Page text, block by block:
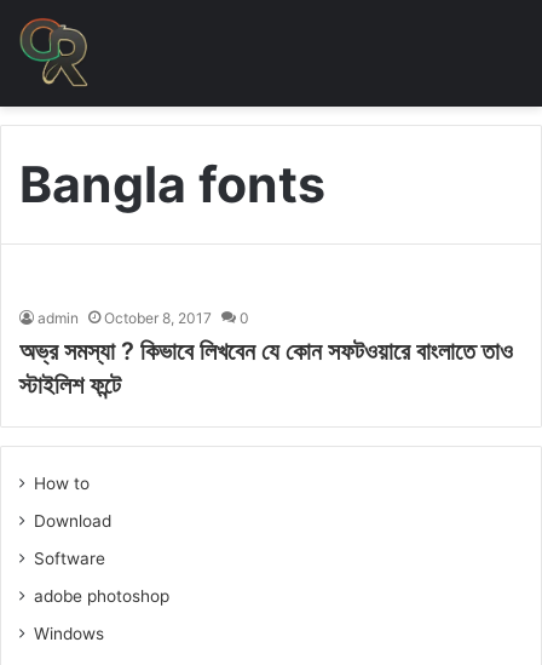
Bangla fonts
admin October 8, 2017 0
অভ্র সমস্যা ? কিভাবে লিখবেন যে কোন সফটওয়ারে বাংলাতে তাও
স্টাইলিশ ফন্টে
How to
Download
Software
adobe photoshop
Windows